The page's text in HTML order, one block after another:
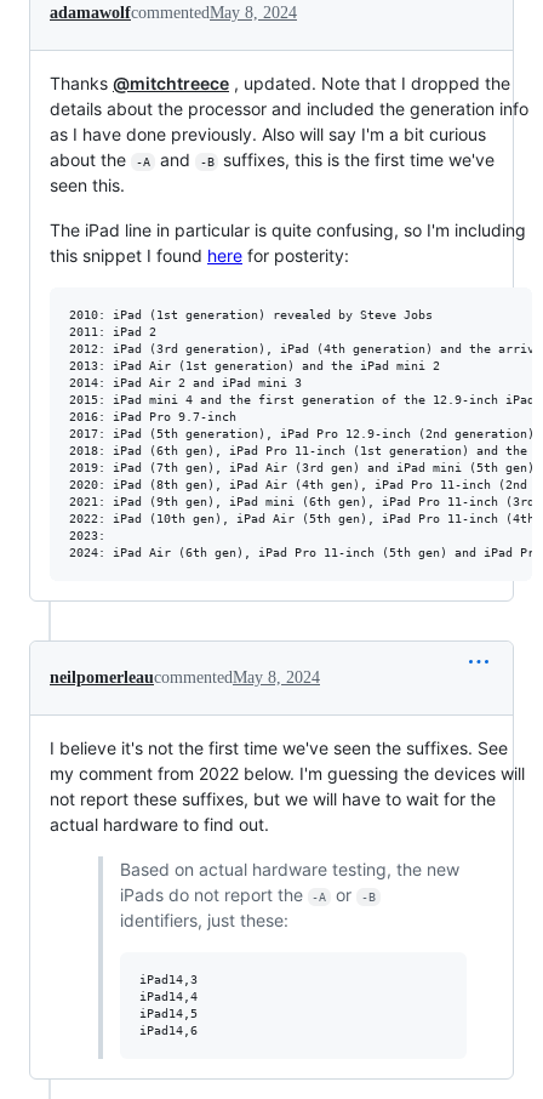
adamawolfcommentedMay 8, 2024
Thanks @mitchtreece , updated. Note that I dropped the
details about the processor and included the generation info
as I have done previously. Also will say I'm a bit curious
about the
-A and -B
suffixes, this is the first time we've
seen this.
The iPad line in particular is quite confusing, so I'm including
this snippet I found here for posterity:
2010: iPad (1st generation) revealed by Steve Jobs
2011: iPad 2
2012: iPad (3rd generation), iPad (4th generation) and the
2013: iPad Air (1st generation) and the iPad mini 2
2014: iPad Air 2 and iPad mini 3
2015: iPad mini 4 and the first generation of the 12.9-inch iPad
2016: iPad Pro 9.7-inch
2017: iPad (5th generation), iPad Pro 12.9-inch (2nd generation)
2018: iPad (6th gen), iPad Pro 11-inch (1st generation) and the
2019: iPad (7th gen), iPad Air (3rd gen) and iPad mini (5th gen)
2020: iPad (8th gen), iPad Air (4th gen), iPad Pro 11-inch (2nd
2021: iPad (9th gen), iPad mini (6th gen), iPad Pro 11-inch (3rd
2022: iPad (10th gen), iPad Air (5th gen), iPad Pro 11-inch (4th
2023:
neilpomerleaucommentedMay 8, 2024
I believe it's not the first time we've seen the suffixes. See
my comment from 2022 below. I'm guessing the devices will
not report these suffixes, but we will have to wait for the
actual hardware to find out.
Based on actual hardware testing, the new
iPads do not report the
-A or -B
identifiers, just these:
iPad14,3
iPad14,4
iPad14,5
iPad14,6